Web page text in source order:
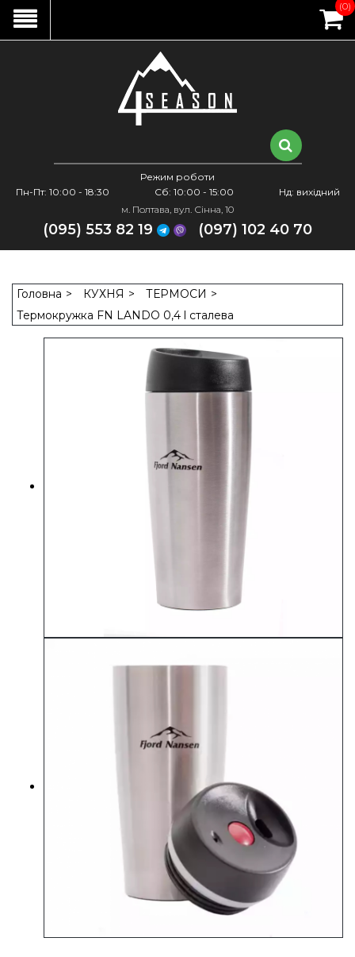
Режим роботи
Пн-Пт: 10:00 - 18:30
Сб: 10:00 - 15:00
Нд: вихідний
м. Полтава, вул. Сінна, 10
(095) 553 82 19 (097) 102 40 70
(0)
Головна КУХНЯ
ТЕРМОСИ
Термокружка FN LANDO 0,4 l сталева